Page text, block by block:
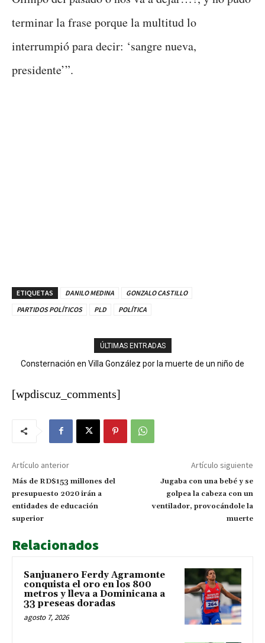
terminar la frase porque la multitud lo
interrumpió para decir: ‘sangre nueva,
presidente’”.
ETIQUETAS DANILO MEDINA
GONZALO CASTILLO
PARTIDOS POLÍTICOS
PLD POLÍTICA
ÚLTIMAS ENTRADAS
Consternación en Villa González por la muerte de un niño de
Ministerio Público y DNCD desarticulan red de narcotráfico en
[wpdiscuz_comments]
Artículo anterior
Más de RD$153 millones del
presupuesto 2020 irán a
entidades de educación
superior
Artículo siguiente
Jugaba con una bebé y se
golpea la cabeza con un
ventilador, provocándole la
muerte
Relacionados
Sanjuanero Ferdy Agramonte
conquista el oro en los 800
metros y lleva a Dominicana a
33 preseas doradas
agosto 7, 2026